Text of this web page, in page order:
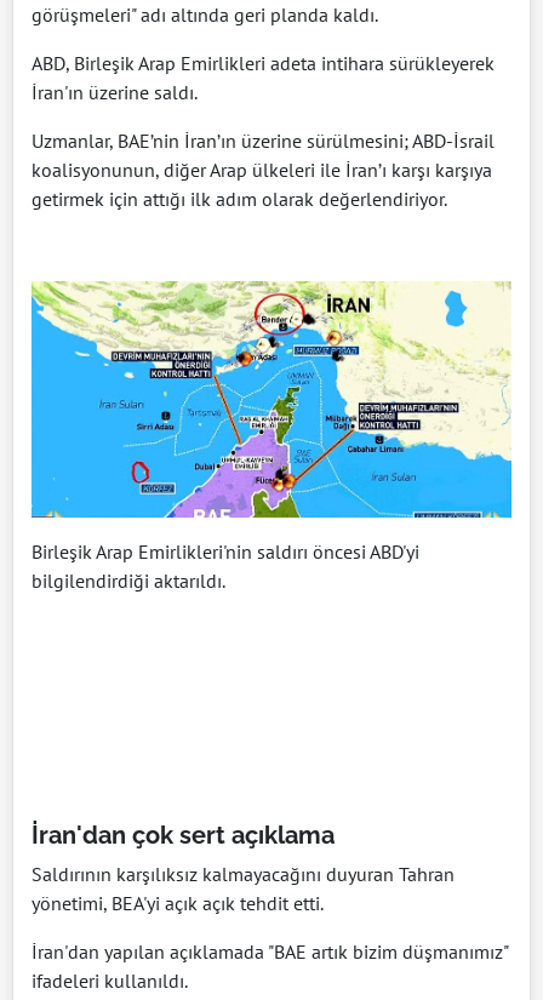
görüşmeleri" adı altında geri planda kaldı.
ABD, Birleşik Arap Emirlikleri adeta intihara sürükleyerek
İran'ın üzerine saldı.
Uzmanlar, BAE’nin İran’ın üzerine sürülmesini; ABD-İsrail
koalisyonunun, diğer Arap ülkeleri ile İran’ı karşı karşıya
getirmek için attığı ilk adım olarak değerlendiriyor.
Birleşik Arap Emirlikleri'nin saldırı öncesi ABD'yi
bilgilendirdiği aktarıldı.
İran'dan çok sert açıklama
Saldırının karşılıksız kalmayacağını duyuran Tahran
yönetimi, BEA'yi açık açık tehdit etti.
İran'dan yapılan açıklamada "BAE artık bizim düşmanımız"
ifadeleri kullanıldı.